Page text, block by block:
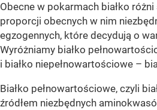
Obecne w pokarmach białko
proporcji obecnych w nim
egzogennych, które decydują o
Wyróżniamy białko
i białko niepełnowartościowe –
Białko pełnowartościowe, czyli
źródłem niezbędnych